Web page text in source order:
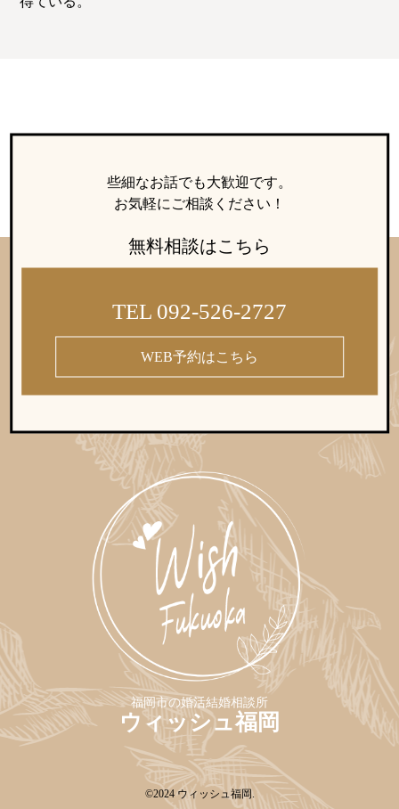
些細なお話でも大歓迎です。
お気軽にご相談ください！
無料相談はこちら
TEL 092-526-2727
WEB予約はこちら
福岡市の婚活結婚相談所
ウィッシュ福岡
©2024ウィッシュ福岡.